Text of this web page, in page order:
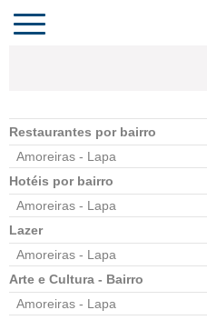
Toggle
navigation
Restaurantes por bairro
Amoreiras - Lapa
Hotéis por bairro
Amoreiras - Lapa
Lazer
Amoreiras - Lapa
Arte e Cultura - Bairro
Amoreiras - Lapa